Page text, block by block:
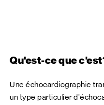
Qu'est-ce que
Une échocardiographie
un type particulier